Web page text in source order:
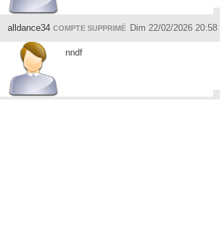
alldance34 COMPTE SUPPRIMÉ Dim 22/02/2026 20:58
nndf